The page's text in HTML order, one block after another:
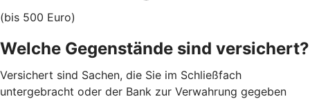
(bis 500 Euro)
Welche Gegenstände sind versichert?
Versichert sind Sachen, die Sie im Schließfach
untergebracht oder der Bank zur Verwahrung gegeben